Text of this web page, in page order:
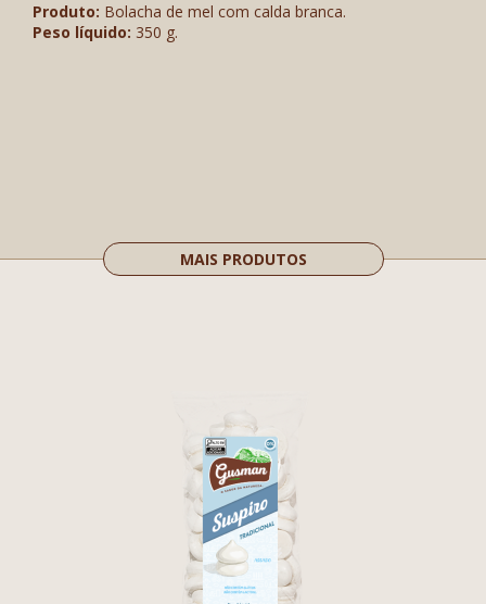
Produto: Bolacha de mel com calda branca.
Peso líquido: 350 g.
MAIS PRODUTOS